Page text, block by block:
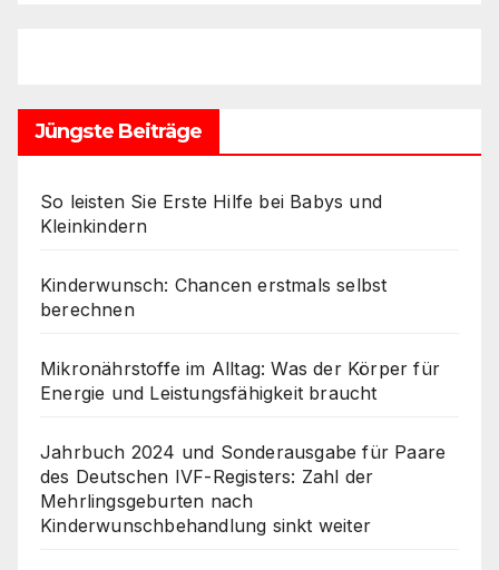
Jüngste Beiträge
So leisten Sie Erste Hilfe bei Babys und
Kleinkindern
Kinderwunsch: Chancen erstmals selbst
berechnen
Mikronährstoffe im Alltag: Was der Körper für
Energie und Leistungsfähigkeit braucht
Jahrbuch 2024 und Sonderausgabe für Paare
des Deutschen IVF-Registers: Zahl der
Mehrlingsgeburten nach
Kinderwunschbehandlung sinkt weiter